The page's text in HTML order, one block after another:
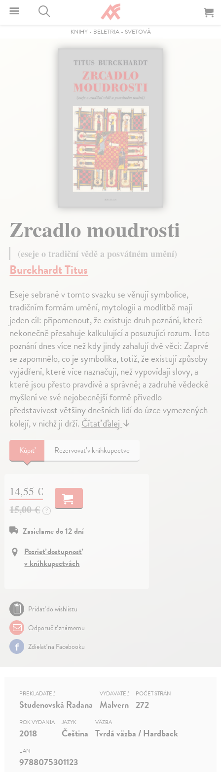
KNIHY- BELETRIA- SVETOVÁ
Zrcadlo moudrosti
(eseje o tradiční vědě a posvátném umění)
Burckhardt Titus
Eseje sebrané v tomto svazku se věnují symbolice,
tradičním formám umění, mytologii a modlitbě mají
jeden cíl: připomenout, že existuje druh poznání, které
nekonečně přesahuje kalkulující a posuzující rozum. Toto
poznání dnes více než kdy jindy zahalují dvě věci: Zaprvé
se zapomnělo, co je symbolika, totiž, že existují způsoby
vyjádření, které více naznačují, než vypovídají slovy, a
které jsou přesto pravdivé a správné; a zadruhé vědecké
myšlení ve své nejobecnější formě přivedlo
představivost většiny dnešních lidí do úzce vymezených
kolejí, v nichž ji drží.Čítať ďalej↓
Kúpiť Rezervovať v kníhkupectve
14,55 €
15,00 € ?
Zasielame do 12 dní
Pozrieť dostupnosť
v kníhkupectvách
Pridať do wishlistu
Odporučiť známemu
Zdielať na Facebooku
PREKLADATEĽ
Studenovská Radana
VYDAVATEĽ
Malvern
POČET STRÁN
272
ROK VYDANIA
2018
JAZYK
Čeština
VÄZBA
Tvrdá väzba / Hardback
EAN
9788075301123